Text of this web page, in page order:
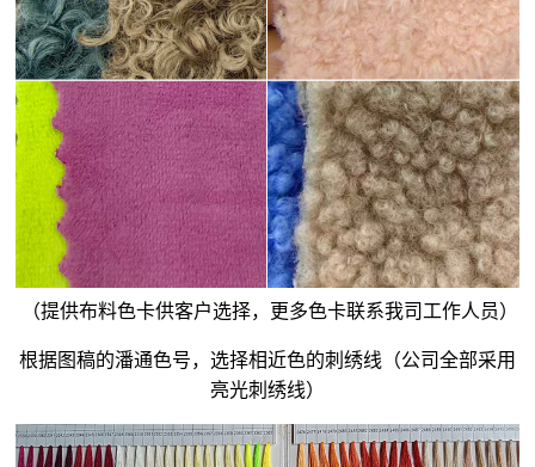
（提供布料色卡供客户选择，更多色卡联系我司工作人员）
根据图稿的潘通色号，选择相近色的刺绣线（公司全部采用
亮光刺绣线）